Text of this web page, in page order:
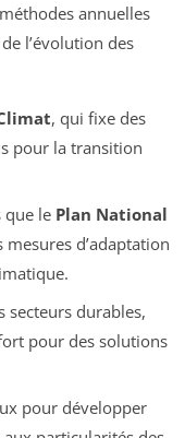
annuelles
l’évolution des
, qui fixe des
pour la transition
que le Plan National
d’adaptation
secteurs durables,
pour des solutions
pour développer